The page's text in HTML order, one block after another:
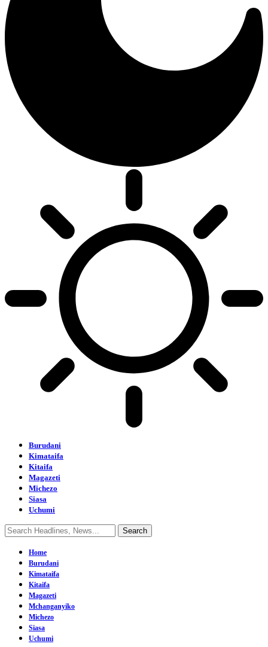
Burudani
Kimataifa
Kitaifa
Magazeti
Michezo
Siasa
Uchumi
Home
Burudani
Kimataifa
Kitaifa
Magazeti
Mchanganyiko
Michezo
Siasa
Uchumi